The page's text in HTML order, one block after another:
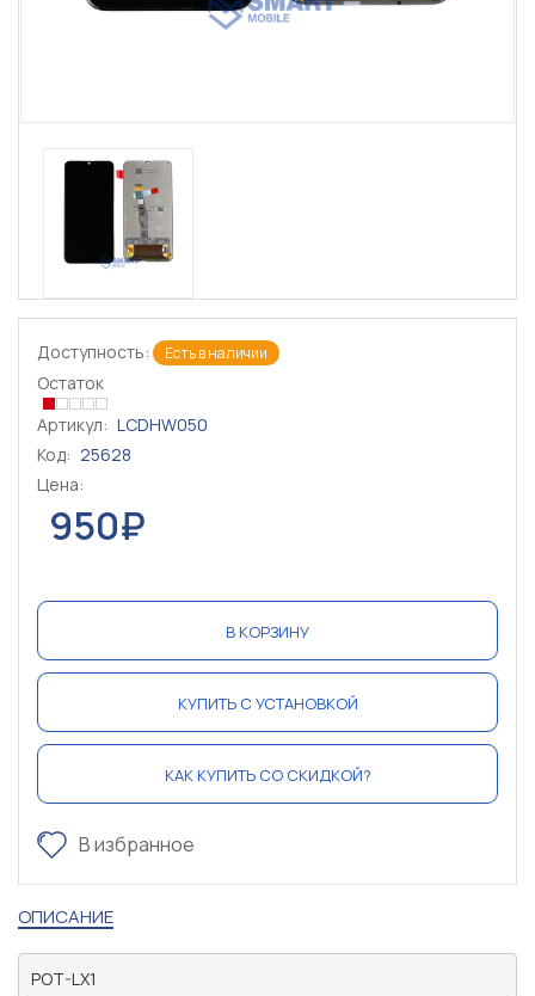
Доступность: Есть в наличии
Остаток
Артикул: LCDHW050
Код: 25628
Цена:
950₽
В КОРЗИНУ
КУПИТЬ С УСТАНОВКОЙ
КАК КУПИТЬ СО СКИДКОЙ?
В избранное
ОПИСАНИЕ
POT-LX1